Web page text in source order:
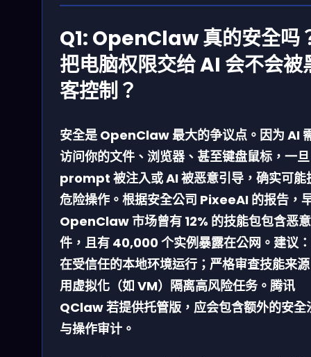
Q1: OpenClaw 真的安全吗
把电脑权限交给 AI 会不会被
客控制？
安全是 OpenClaw 最大的争议点。因为 AI
访问你的文件、浏览器、甚至键盘鼠标，一旦
prompt 被注入或 AI 被恶意引导，确实可能
危险操作。根据安全公司 PixeeAI 的报告，
OpenClaw 市场曾有 12% 的技能包包含恶
件，且有 40,000 个实例暴露在公网。建议
在受信任的本地环境运行；严格审查技能来
用虚拟化（如 VM）隔离高风险任务。腾讯
QClaw 若提供托管版，应会包含额外的安全
与操作审计。